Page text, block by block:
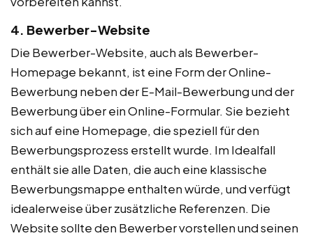
4. Bewerber-Website
Die Bewerber-Website, auch als Bewerber-
Homepage bekannt, ist eine Form der Online-
Bewerbung neben der E-Mail-Bewerbung und der
Bewerbung über ein Online-Formular. Sie bezieht
sich auf eine Homepage, die speziell für den
Bewerbungsprozess erstellt wurde. Im Idealfall
enthält sie alle Daten, die auch eine klassische
Bewerbungsmappe enthalten würde, und verfügt
idealerweise über zusätzliche Referenzen. Die
Website sollte den Bewerber vorstellen und seinen